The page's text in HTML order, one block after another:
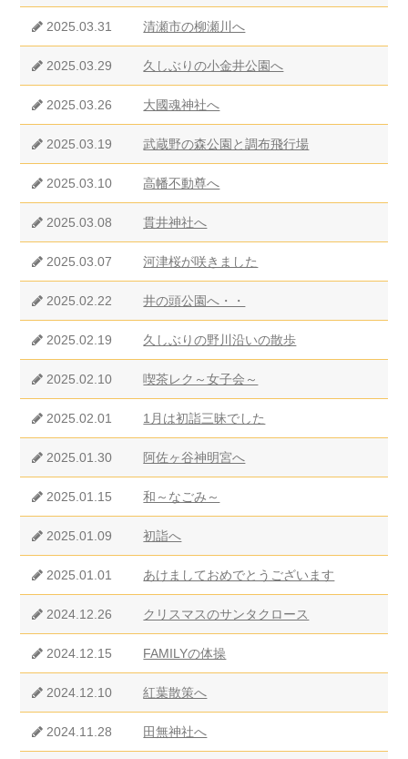
2025.03.31 清瀬市の柳瀬川へ
2025.03.29 久しぶりの小金井公園へ
2025.03.26 大國魂神社へ
2025.03.19 武蔵野の森公園と調布飛行場
2025.03.10 高幡不動尊へ
2025.03.08 貫井神社へ
2025.03.07 河津桜が咲きました
2025.02.22 井の頭公園へ・・
2025.02.19 久しぶりの野川沿いの散歩
2025.02.10 喫茶レク～女子会～
2025.02.01 1月は初詣三昧でした
2025.01.30 阿佐ヶ谷神明宮へ
2025.01.15 和～なごみ～
2025.01.09 初詣へ
2025.01.01 あけましておめでとうございます
2024.12.26 クリスマスのサンタクロース
2024.12.15 FAMILYの体操
2024.12.10 紅葉散策へ
2024.11.28 田無神社へ